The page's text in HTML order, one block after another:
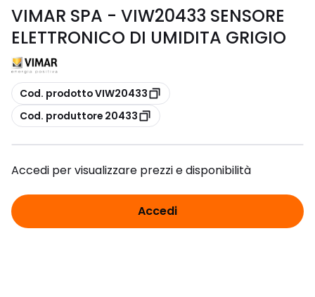
VIMAR SPA - VIW20433 SENSORE
ELETTRONICO DI UMIDITA GRIGIO
copia
Cod. prodotto VIW20433
copia
Cod. produttore 20433
Accedi per visualizzare prezzi e disponibilità
Accedi